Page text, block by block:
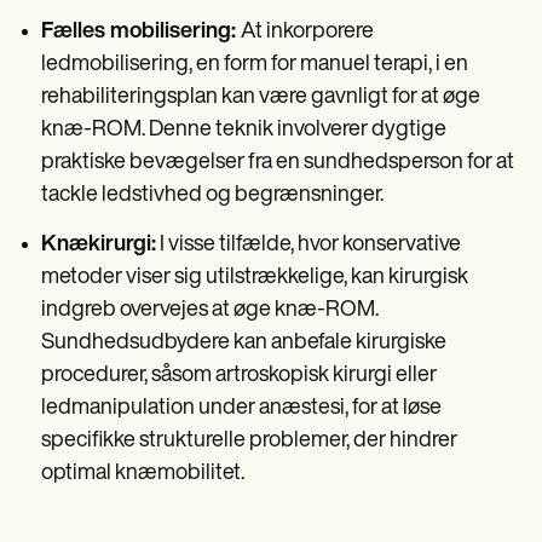
Fælles mobilisering: At inkorporere
ledmobilisering, en form for manuel terapi, i en
rehabiliteringsplan kan være gavnligt for at øge
knæ-ROM. Denne teknik involverer dygtige
praktiske bevægelser fra en sundhedsperson for at
tackle ledstivhed og begrænsninger.
Knækirurgi: I visse tilfælde, hvor konservative
metoder viser sig utilstrækkelige, kan kirurgisk
indgreb overvejes at øge knæ-ROM.
Sundhedsudbydere kan anbefale kirurgiske
procedurer, såsom artroskopisk kirurgi eller
ledmanipulation under anæstesi, for at løse
specifikke strukturelle problemer, der hindrer
optimal knæmobilitet.